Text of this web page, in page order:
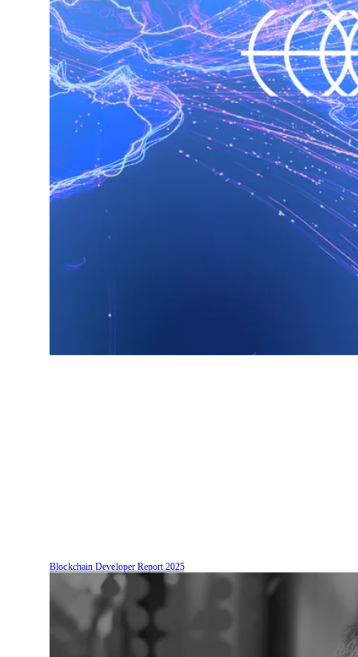
Blockchain Developer Report 2025